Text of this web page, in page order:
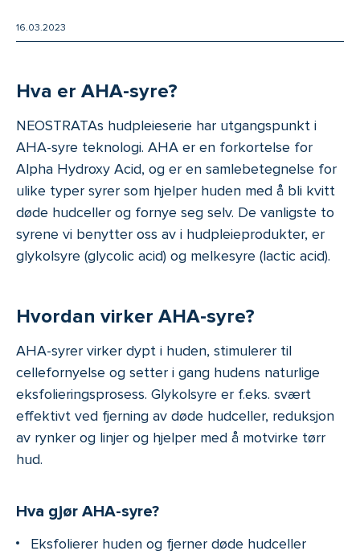
16.03.2023
Hva er AHA-syre?
NEOSTRATAs hudpleieserie har utgangspunkt i
AHA-syre teknologi. AHA er en forkortelse for
Alpha Hydroxy Acid, og er en samlebetegnelse for
ulike typer syrer som hjelper huden med å bli kvitt
døde hudceller og fornye seg selv. De vanligste to
syrene vi benytter oss av i hudpleieprodukter, er
glykolsyre (glycolic acid) og melkesyre (lactic acid).
Hvordan virker AHA-syre?
AHA-syrer virker dypt i huden, stimulerer til
cellefornyelse og setter i gang hudens naturlige
eksfolieringsprosess. Glykolsyre er f.eks. svært
effektivt ved fjerning av døde hudceller, reduksjon
av rynker og linjer og hjelper med å motvirke tørr
hud.
Hva gjør AHA-syre?
Eksfolierer huden og fjerner døde hudceller